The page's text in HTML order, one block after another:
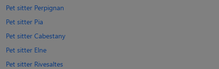
Pet sitter Perpignan
Pet sitter Pia
Pet sitter Cabestany
Pet sitter Elne
Pet sitter Rivesaltes